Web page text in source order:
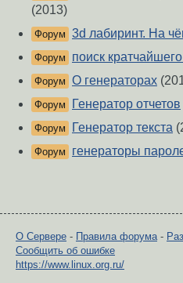
(2013)
Форум 3d лабиринт. На
Форум поиск
Форум О генераторах
Форум Генератор отчетов
Форум Генератор текста
Форум генераторы
О Сервере - Правила форума -
Сообщить об ошибке
https://www.linux.org.ru/